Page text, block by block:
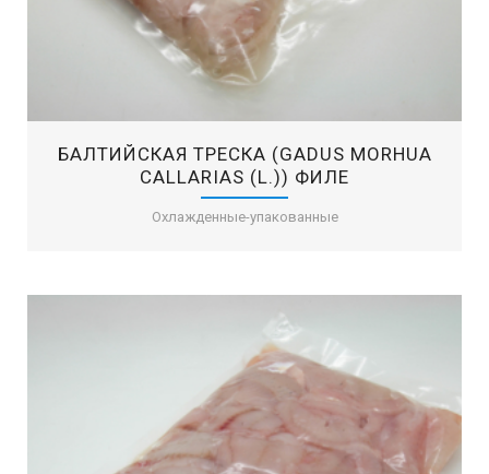
БАЛТИЙСКАЯ ТРЕСКА (GADUS MORHUA
CALLARIAS (L.)) ФИЛЕ
Охлажденные-упакованные